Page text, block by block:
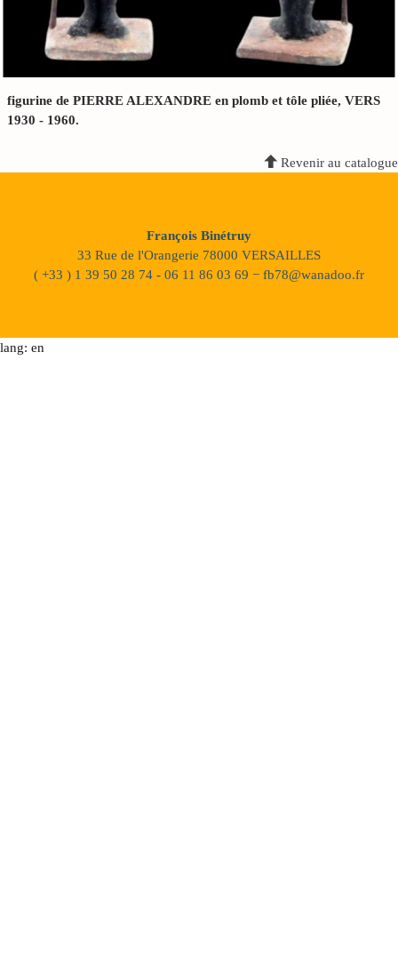
figurine de PIERRE ALEXANDRE en plomb et tôle pliée, VERS
1930 - 1960.
Revenir au catalogue
François Binétruy
33 Rue de l'Orangerie 78000 VERSAILLES
( +33 ) 1 39 50 28 74 - 06 11 86 03 69 − fb78@wanadoo.fr
lang: en